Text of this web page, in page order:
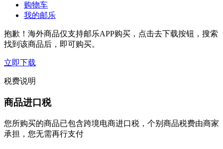
购物车
我的邮乐
抱歉！海外商品仅支持邮乐APP购买，点击去下载按钮，搜索
找到该商品后，即可购买。
立即下载
税费说明
商品进口税
您所购买的商品已包含跨境电商进口税，个别商品税费由商家
承担，您无需再行支付